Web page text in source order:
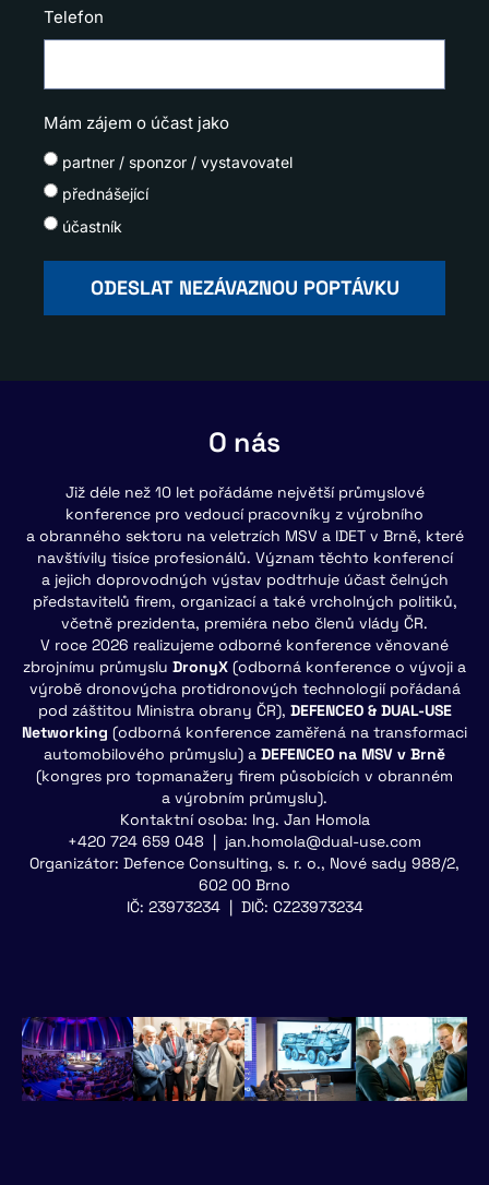
Telefon
Mám zájem o účast jako
partner / sponzor / vystavovatel
přednášející
účastník
ODESLAT NEZÁVAZNOU POPTÁVKU
O nás
Již déle než 10 let pořádáme největší průmyslové
konference pro vedoucí pracovníky z výrobního
a obranného sektoru na veletrzích MSV a IDET v Brně, které
navštívily tisíce profesionálů. Význam těchto konferencí
a jejich doprovodných výstav podtrhuje účast čelných
představitelů firem, organizací a také vrcholných politiků,
včetně prezidenta, premiéra nebo členů vlády ČR.
V roce 2026 realizujeme odborné konference věnované
zbrojnímu průmyslu DronyX (odborná konference o vývoji a
výrobě dronovýcha protidronových technologií pořádaná
pod záštitou Ministra obrany ČR), DEFENCEO & DUAL-USE
Networking (odborná konference zaměřená na transformaci
automobilového průmyslu) a DEFENCEO na MSV v Brně
(kongres pro topmanažery firem působících v obranném
a výrobním průmyslu).
Kontaktní osoba: Ing. Jan Homola
+420 724 659 048 | jan.homola@dual-use.com
Organizátor: Defence Consulting, s. r. o., Nové sady 988/2,
602 00 Brno
IČ: 23973234 | DIČ: CZ23973234